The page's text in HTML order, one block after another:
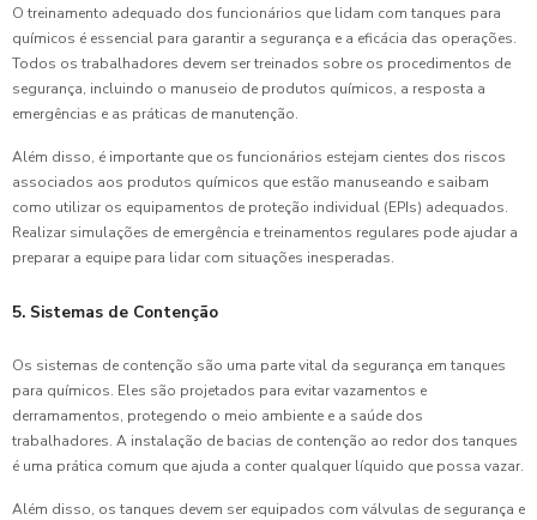
O treinamento adequado dos funcionários que lidam com tanques para
químicos é essencial para garantir a segurança e a eficácia das operações.
Todos os trabalhadores devem ser treinados sobre os procedimentos de
segurança, incluindo o manuseio de produtos químicos, a resposta a
emergências e as práticas de manutenção.
Além disso, é importante que os funcionários estejam cientes dos riscos
associados aos produtos químicos que estão manuseando e saibam
como utilizar os equipamentos de proteção individual (EPIs) adequados.
Realizar simulações de emergência e treinamentos regulares pode ajudar a
preparar a equipe para lidar com situações inesperadas.
5. Sistemas de Contenção
Os sistemas de contenção são uma parte vital da segurança em tanques
para químicos. Eles são projetados para evitar vazamentos e
derramamentos, protegendo o meio ambiente e a saúde dos
trabalhadores. A instalação de bacias de contenção ao redor dos tanques
é uma prática comum que ajuda a conter qualquer líquido que possa vazar.
Além disso, os tanques devem ser equipados com válvulas de segurança e